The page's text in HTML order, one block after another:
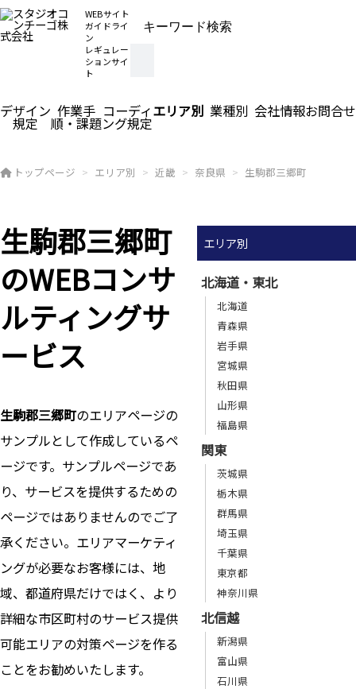
WEBサイト
ガイドライ
ン
レギュレー
ションサイ
ト
デザイン
規定
作業手
順・課題
コーディ
ング規定
エリア別 業種別 会社情報お問合せ
トップページ エリア別 近畿 奈良県 生駒郡三郷町
生駒郡三郷町
のWEBコンサ
ルティングサ
ービス
生駒郡三郷町のエリアページの
サンプルとして作成しているペ
ージです。サンプルページであ
り、サービスを提供するための
ページではありませんのでご了
承ください。エリアマーケティ
ングが必要なお客様には、地
域、都道府県だけではく、より
詳細な市区町村のサービス提供
可能エリアの対策ページを作る
ことをお勧めいたします。
エリア別
北海道・東北
北海道
青森県
岩手県
宮城県
秋田県
山形県
福島県
関東
茨城県
栃木県
群馬県
埼玉県
千葉県
東京都
神奈川県
北信越
新潟県
富山県
石川県